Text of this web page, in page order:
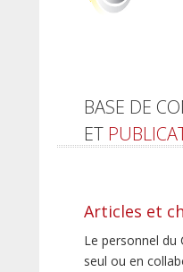
BASE DE
ET
Articles et
Le personnel du
seul ou en